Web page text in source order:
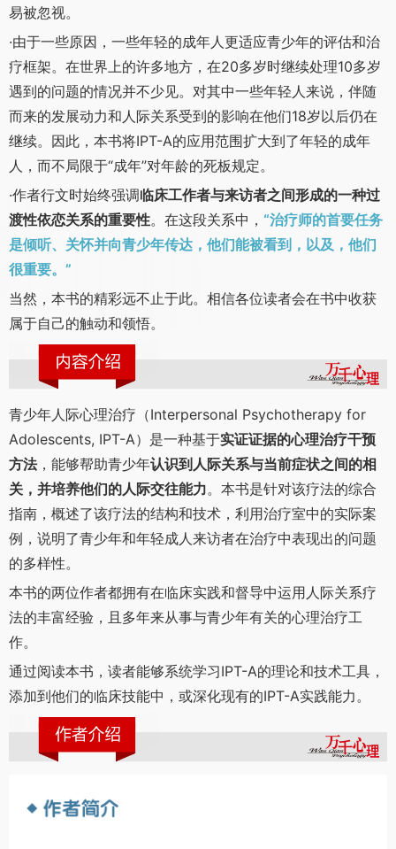
易被忽视。
·由于一些原因，一些年轻的成年人更适应青少年的评估和治
疗框架。在世界上的许多地方，在20多岁时继续处理10多岁
遇到的问题的情况并不少见。对其中一些年轻人来说，伴随
而来的发展动力和人际关系受到的影响在他们18岁以后仍在
继续。因此，本书将IPT-­A的应用范围扩大到了年轻的成年
人，而不局限于“成年”对年龄的死板规定。
·作者行文时始终强调临床工作者与来访者之间形成的一种过
渡性依恋关系的重要性。在这段关系中， “治疗师的首要任务
是倾听、关怀并向青少年传达，他们能被看到，以及，他们
很重要。”
当然，本书的精彩远不止于此。相信各位读者会在书中收获
属于自己的触动和领悟。
青少年人际心理治疗（Interpersonal Psychotherapy for
Adolescents, IPT-A）是一种基于实证证据的心理治疗干预
方法，能够帮助青少年认识到人际关系与当前症状之间的相
关，并培养他们的人际交往能力。本书是针对该疗法的综合
指南，概述了该疗法的结构和技术，利用治疗室中的实际案
例，说明了青少年和年轻成人来访者在治疗中表现出的问题
的多样性。
本书的两位作者都拥有在临床实践和督导中运用人际关系疗
法的丰富经验，且多年来从事与青少年有关的心理治疗工
作。
通过阅读本书，读者能够系统学习IPT-A的理论和技术工具，
添加到他们的临床技能中，或深化现有的IPT-A实践能力。